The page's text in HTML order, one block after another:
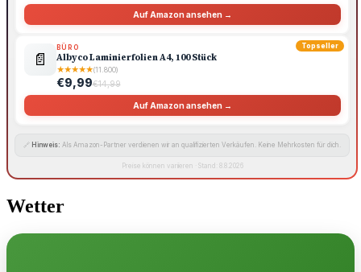
Auf Amazon ansehen →
Topseller
📄
BÜRO
Albyco Laminierfolien A4, 100 Stück
★★★★★(11.800)
€9,99€14,99
Auf Amazon ansehen →
🔗 Hinweis: Als Amazon-Partner verdienen wir an qualifizierten Verkäufen. Keine Mehrkosten für dich.
Preise können variieren · Stand: 8.8.2026
Wetter